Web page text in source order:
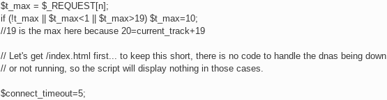
$t_max = $_REQUEST[n];
if (!t_max || $t_max<1 || $t_max>19) $t_max=10;
//19 is the max here because 20=current_track+19
// Let's get /index.html first... to keep this short, there is no code to handle the dnas being down
// or not running, so the script will display nothing in those cases.
$connect_timeout=5;